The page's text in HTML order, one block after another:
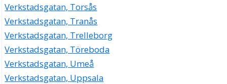
Verkstadsgatan, Torsås
Verkstadsgatan, Tranås
Verkstadsgatan, Trelleborg
Verkstadsgatan, Töreboda
Verkstadsgatan, Umeå
Verkstadsgatan, Uppsala